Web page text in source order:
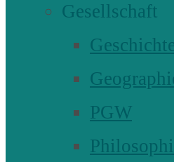
Gesellschaft
PGW